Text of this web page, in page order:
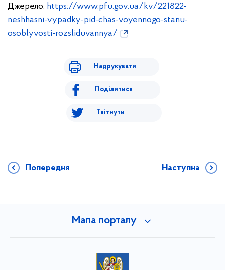
Джерело: https://www.pfu.gov.ua/kv/221822-
neshhasni-vypadky-pid-chas-voyennogo-stanu-
osoblyvosti-rozsliduvannya/
Надрукувати
Поділитися
Твітнути
Попередня Наступна
Мапа порталу